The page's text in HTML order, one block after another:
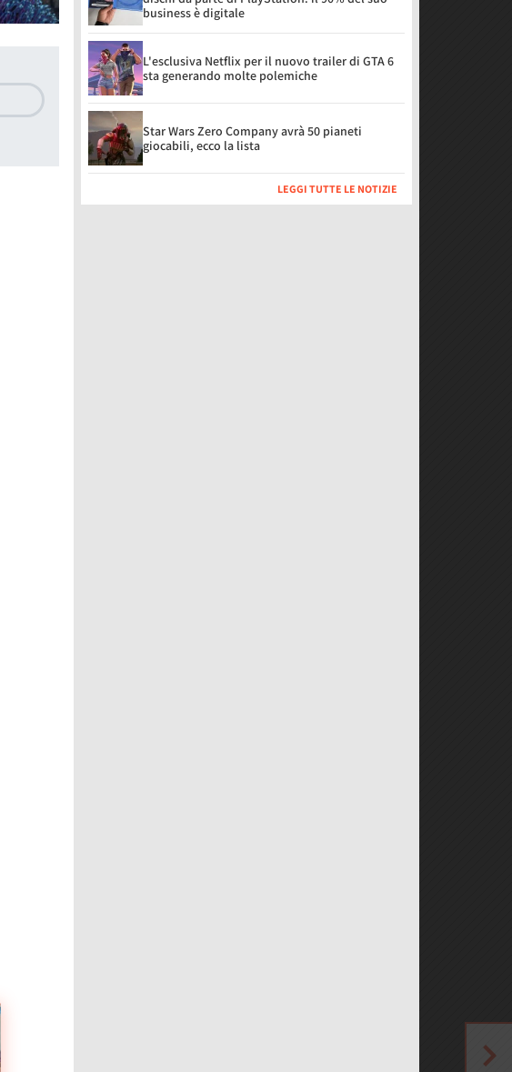
business è digitale
L'esclusiva Netflix per il nuovo trailer di GTA 6
sta generando molte polemiche
Star Wars Zero Company avrà 50 pianeti
giocabili, ecco la lista
LEGGI TUTTE LE NOTIZIE